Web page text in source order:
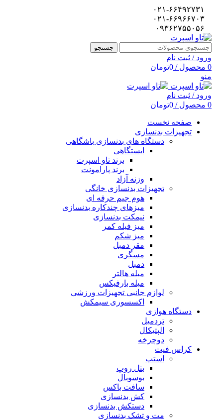
جستجو
ورود / ثبت نام
0 محصول / تومان0
منو
ورود / ثبت نام
0 محصول / تومان0
صفحه نخست
تجهیزات بدنسازی
دستگاه های بدنسازی باشگاهی
ایستگاهی
برند تاو اسپرت
برند پارامونت
وزنه آزاد
تجهیزات بدنسازی خانگی
هوم جیم حرفه ای
میزهای چندکاره بدنسازی
نیمکت بدنسازی
میز فیله کمر
میز شکم
مقر دمبل
مسگری
دمبل
میله هالتر
میله بارفیکس
لوازم جانبی تجهیزات ورزشی
اکسسوری سیمکش
دستگاه هوازی
تردمیل
الپتیکال
دوچرخه
کراس فیت
استپ
بتل روپ
بوسوبال
سافت باکس
کش بدنسازی
دستکش بدنسازی
مت و تشک بدنسازی